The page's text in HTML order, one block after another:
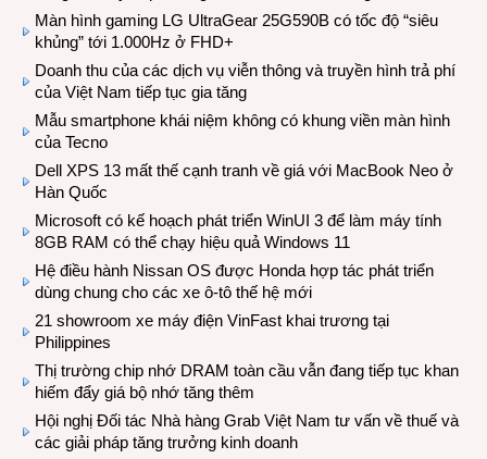
Màn hình gaming LG UltraGear 25G590B có tốc độ “siêu
khủng” tới 1.000Hz ở FHD+
Doanh thu của các dịch vụ viễn thông và truyền hình trả phí
của Việt Nam tiếp tục gia tăng
Mẫu smartphone khái niệm không có khung viền màn hình
của Tecno
Dell XPS 13 mất thế cạnh tranh về giá với MacBook Neo ở
Hàn Quốc
Microsoft có kế hoạch phát triển WinUI 3 để làm máy tính
8GB RAM có thể chạy hiệu quả Windows 11
Hệ điều hành Nissan OS được Honda hợp tác phát triển
dùng chung cho các xe ô-tô thế hệ mới
21 showroom xe máy điện VinFast khai trương tại
Philippines
Thị trường chip nhớ DRAM toàn cầu vẫn đang tiếp tục khan
hiếm đẩy giá bộ nhớ tăng thêm
Hội nghị Đối tác Nhà hàng Grab Việt Nam tư vấn về thuế và
các giải pháp tăng trưởng kinh doanh